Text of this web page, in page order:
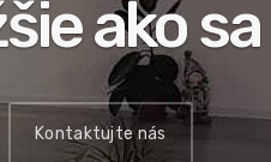
ako
Kontaktujte nás
Kontaktujte nás